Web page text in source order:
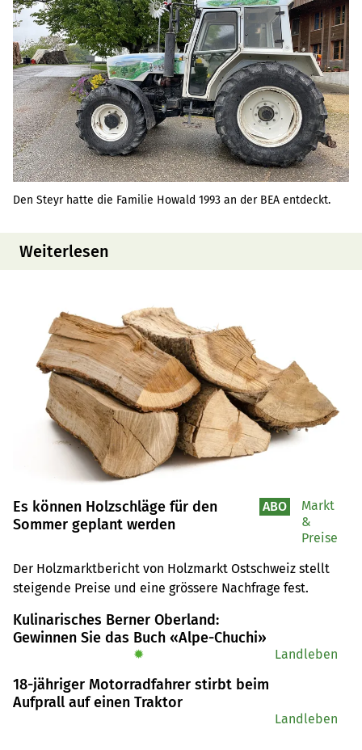
Den Steyr hatte die Familie Howald 1993 an der BEA entdeckt.
Weiterlesen
Es können Holzschläge für den
Sommer geplant werden
Der Holzmarktbericht von Holzmarkt Ostschweiz stellt
steigende Preise und eine grössere Nachfrage fest.
ABO
Markt
&
Preise
Kulinarisches Berner Oberland:
Gewinnen Sie das Buch «Alpe-Chuchi»
✹ Landleben
18-jähriger Motorradfahrer stirbt beim
Aufprall auf einen Traktor
Landleben